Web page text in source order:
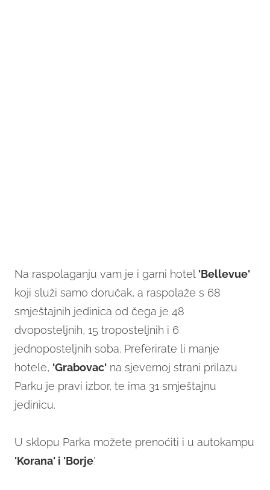
Na raspolaganju vam je i garni hotel 'Bellevue'
koji služi samo doručak, a raspolaže s 68
smještajnih jedinica od čega je 48
dvoposteljnih, 15 troposteljnih i 6
jednoposteljnih soba. Preferirate li manje
hotele, 'Grabovac' na sjevernoj strani prilazu
Parku je pravi izbor, te ima 31 smještajnu
jedinicu.
U sklopu Parka možete prenoćiti i u autokampu
'Korana' i 'Borje'.